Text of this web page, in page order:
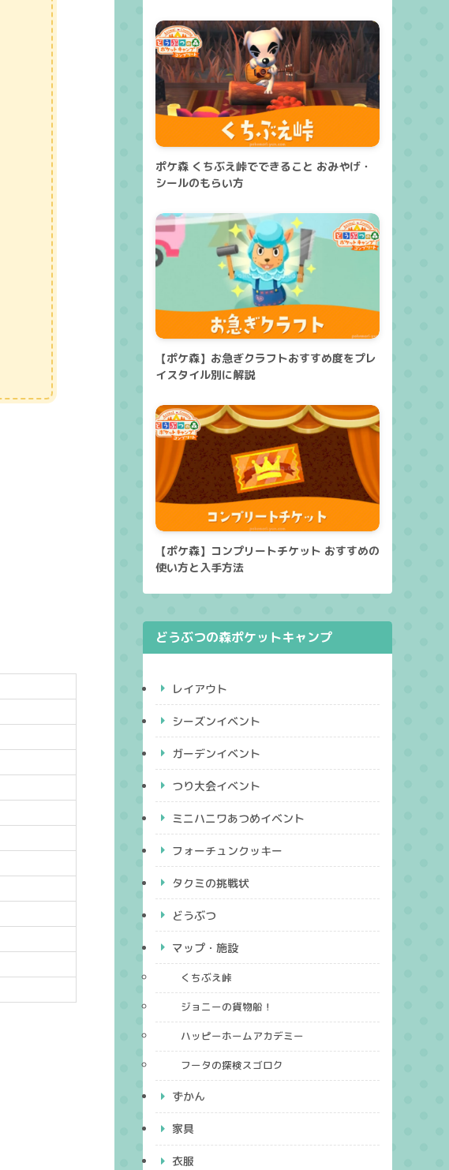
ポケ森 くちぶえ峠でできること おみやげ・
シールのもらい方
【ポケ森】お急ぎクラフトおすすめ度をプレ
イスタイル別に解説
【ポケ森】コンプリートチケット おすすめの
使い方と入手方法
どうぶつの森ポケットキャンプ
レイアウト
シーズンイベント
ガーデンイベント
つり大会イベント
ミニハニワあつめイベント
フォーチュンクッキー
タクミの挑戦状
どうぶつ
マップ・施設
くちぶえ峠
ジョニーの貨物船！
ハッピーホームアカデミー
フータの探検スゴロク
ずかん
家具
衣服